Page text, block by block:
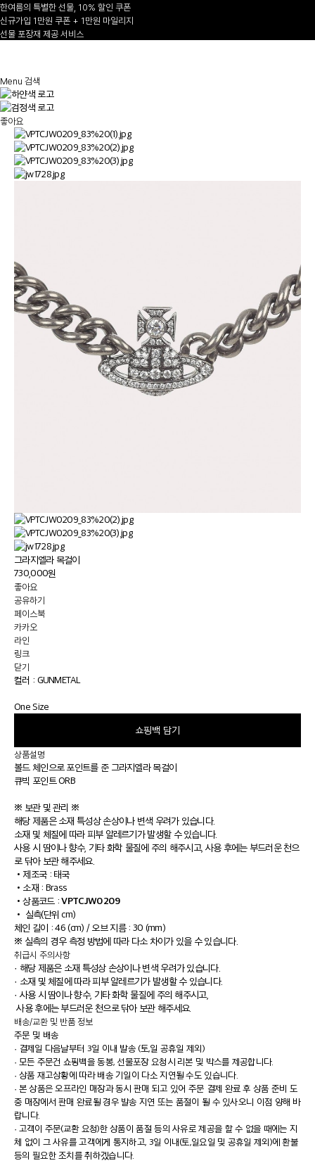
한여름의 특별한 선물, 10% 할인 쿠폰
신규가입 1만원 쿠폰 + 1만원 마일리지
선물 포장재 제공 서비스
Menu 검색
좋아요
그라지엘라 목걸이
730,000원
좋아요
공유하기
페이스북
카카오
라인
링크
닫기
컬러 : GUNMETAL
One Size
쇼핑백 담기
상품설명
볼드 체인으로 포인트를 준 그라지엘라 목걸이
큐빅 포인트 ORB
※ 보관 및 관리 ※
해당 제품은 소재 특성상 손상이나 변색 우려가 있습니다.
소재 및 체질에 따라 피부 알레르기가 발생할 수 있습니다.
사용 시 땀이나 향수, 기타 화학 물질에 주의 해주시고, 사용 후에는 부드러운 천으
로 닦아 보관 해주세요.
• 제조국 : 태국
• 소재 : Brass
•상품코드 :VPTCJW0209
• 실측(단위 cm)
체인 길이 : 46 (cm) / 오브 지름 : 30 (mm)
※ 실측의 경우 측정 방법에 따라 다소 차이가 있을 수 있습니다.
취급시 주의사항
· 해당 제품은 소재 특성상 손상이나 변색 우려가 있습니다.
· 소재 및 체질에 따라 피부 알레르기가 발생할 수 있습니다.
· 사용 시 땀이나 향수, 기타 화학 물질에 주의 해주시고,
사용 후에는 부드러운 천으로 닦아 보관 해주세요.
배송/교환 및 반품 정보
주문 및 배송
· 결제일 다음날부터 3일 이내 발송 (토,일 공휴일 제외)
· 모든 주문건 쇼핑백을 동봉, 선물포장 요청시 리본 및 박스를 제공합니다.
· 상품 재고상황에 따라 배송 기일이 다소 지연될 수도 있습니다.
· 본 상품은 오프라인 매장과 동시 판매 되고 있어 주문 결제 완료 후 상품 준비 도
중 매장에서 판매 완료될 경우 발송 지연 또는 품절이 될 수 있사오니 이점 양해 바
랍니다.
· 고객이 주문(교환 요청)한 상품이 품절 등의 사유로 제공을 할 수 없을 때에는 지
체 없이 그 사유를 고객에게 통지하고, 3일 이내(토,일요일 및 공휴일 제외)에 환불
등의 필요한 조치를 취하겠습니다.